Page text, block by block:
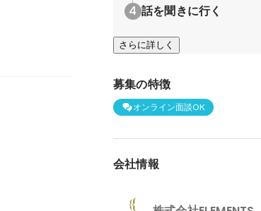
話を聞きに行く
さらに詳しく
募集の特徴
オンライン面談OK
会社情報